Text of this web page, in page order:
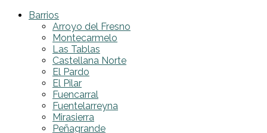
Barrios
Arroyo del Fresno
Montecarmelo
Las Tablas
Castellana Norte
El Pardo
El Pilar
Fuencarral
Fuentelarreyna
Mirasierra
Peñagrande